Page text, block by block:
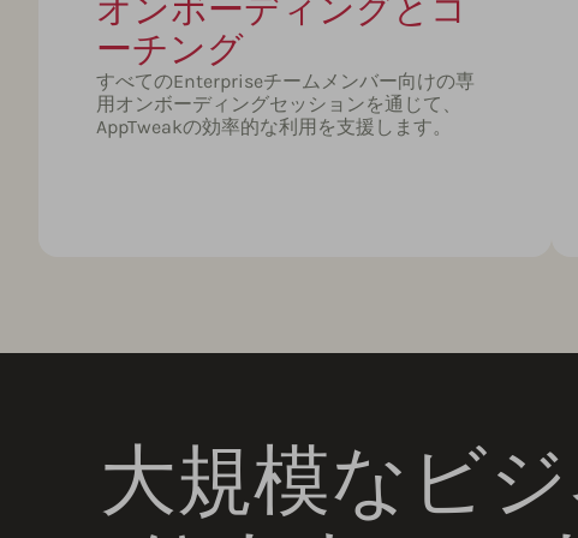
オンボーディングとコ
ーチング
すべてのEnterpriseチームメンバー向けの専
用オンボーディングセッションを通じて、
AppTweakの効率的な利用を支援します。
大規模なビ